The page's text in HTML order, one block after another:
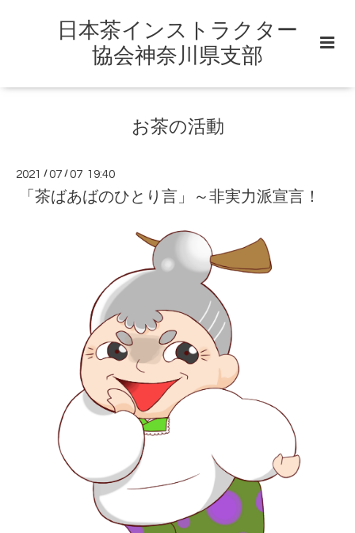
日本茶インストラクター
協会神奈川県支部
お茶の活動
2021 /07 /07 19:40
「茶ばあばのひとり言」～非実力派宣言！